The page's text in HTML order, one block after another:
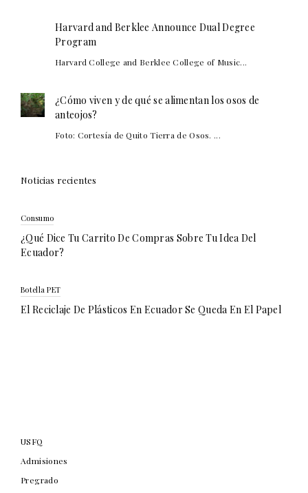
Harvard and Berklee Announce Dual Degree
Program
Harvard College and Berklee College of Music...
¿Cómo viven y de qué se alimentan los osos de
anteojos?
Foto: Cortesía de Quito Tierra de Osos. ...
Noticias recientes
Consumo
¿Qué Dice Tu Carrito De Compras Sobre Tu Idea Del
Ecuador?
Botella PET
El Reciclaje De Plásticos En Ecuador Se Queda En El Papel
USFQ
Admisiones
Pregrado